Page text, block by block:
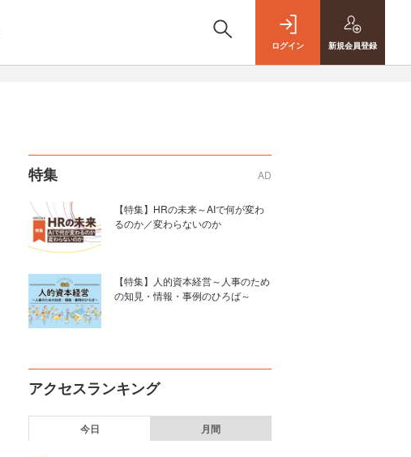
ログイン 新規会員登録
特集 AD
【特集】HRの未来～AIで何が変わ
るのか／変わらないのか
【特集】人的資本経営～人事のため
の知見・情報・事例のひろば～
アクセスランキング
今日 月間